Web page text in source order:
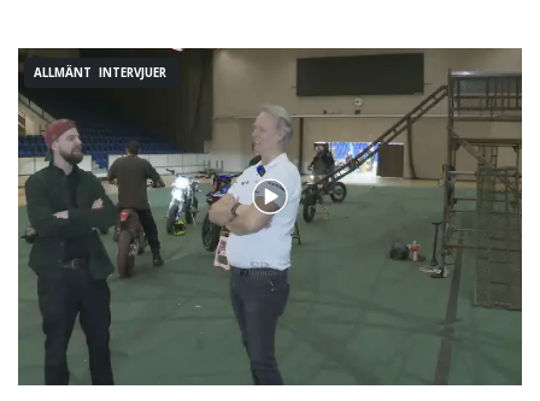
ALLMÄNT INTERVJUER